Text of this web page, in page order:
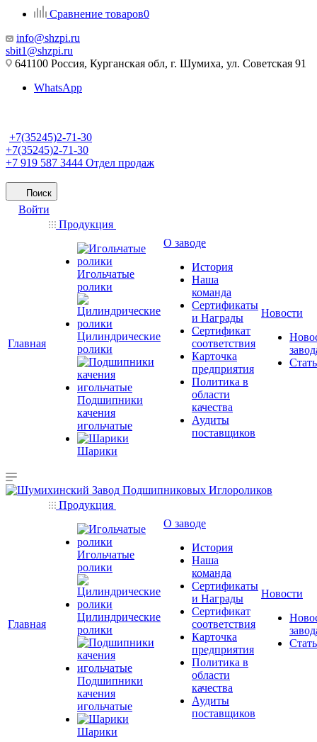
Сравнение товаров0
info@shzpi.ru
sbit1@shzpi.ru
641100 Россия, Курганская обл, г. Шумиха, ул. Советская 91
WhatsApp
+7(35245)2-71-30
+7(35245)2-71-30
+7 919 587 3444 Отдел продаж
Поиск
Войти
Главная
Продукция
Игольчатые
ролики
Цилиндрические
ролики
Подшипники
качения
игольчатые
Шарики
О заводе
История
Наша
команда
Сертификаты
и Награды
Сертификат
соответствия
Карточка
предприятия
Политика в
области
качества
Аудиты
поставщиков
Новости
Главная
Продукция
Игольчатые
ролики
Цилиндрические
ролики
Подшипники
качения
игольчатые
Шарики
О заводе
История
Наша
команда
Сертификаты
и Награды
Сертификат
соответствия
Карточка
предприятия
Политика в
области
качества
Аудиты
поставщиков
Новости